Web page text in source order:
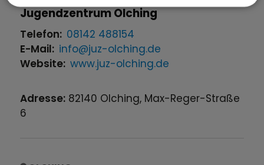
Jugendzentrum Olching
Telefon: 08142 488154
E-Mail: info@juz-olching.de
Website: www.juz-olching.de
Adresse: 82140 Olching, Max-Reger-Straße
6